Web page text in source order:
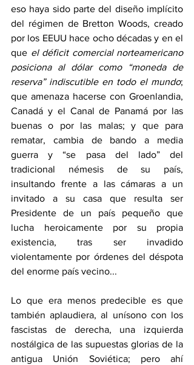
eso haya sido parte del diseño implícito
del régimen de Bretton Woods, creado
por los EEUU hace ocho décadas y en el
que el déficit comercial norteamericano
posiciona al dólar como “moneda de
reserva” indiscutible en todo el mundo;
que amenaza hacerse con Groenlandia,
Canadá y el Canal de Panamá por las
buenas o por las malas; y que para
rematar, cambia de bando a media
guerra y “se pasa del lado” del
tradicional némesis de su país,
insultando frente a las cámaras a un
invitado a su casa que resulta ser
Presidente de un país pequeño que
lucha heroicamente por su propia
existencia, tras ser invadido
violentamente por órdenes del déspota
del enorme país vecino...
Lo que era menos predecible es que
también aplaudiera, al unísono con los
fascistas de derecha, una izquierda
nostálgica de las supuestas glorias de la
antigua Unión Soviética; pero ahí